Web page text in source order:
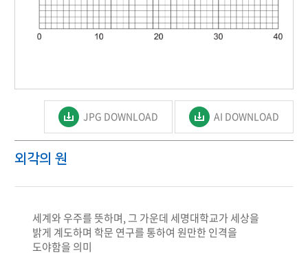
JPG DOWNLOAD AI DOWNLOAD
외각의 원
세계와 우주를 뜻하며, 그 가운데 세명대학교가 세상을
밝게 계도하며 학문 연구를 통하여 원만한 인격을
도야함을 의미